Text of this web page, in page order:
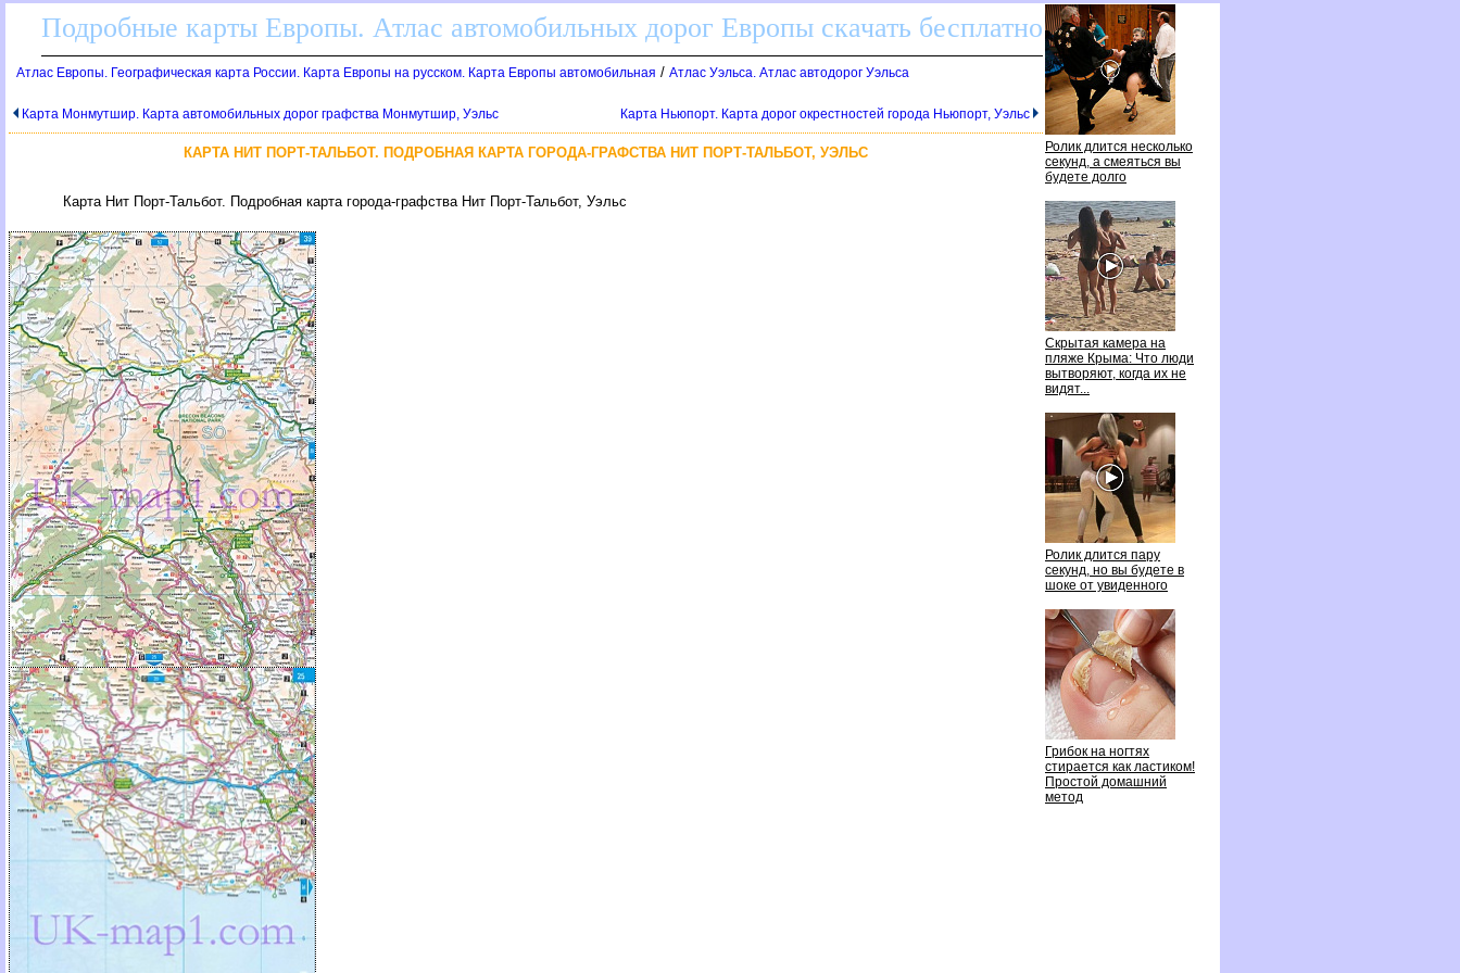
Ролик длится несколько
секунд, а смеяться вы
удете долго
Скрытая камера на
пляже Крыма: Что люди
ытворяют, когда их не
идят...
Ролик длится пару
секунд, но вы будете
шоке от увиденного
Грибок на ногтях
стирается как ластиком!
Простой домашний
метод
Подробные карты Европы. Атлас автомобильных дорог Европы скачать бесплатно
Атлас Европы. Географическая карта России. Карта Европы на русском. Карта Европы автомобильная / Атлас Уэльса. Атлас автодорог Уэльса
Карта Монмутшир. Карта автомобильных дорог графства Монмутшир, Уэльс Карта Ньюпорт. Карта дорог окрестностей города Ньюпорт, Уэльс
КАРТА НИТ ПОРТ-ТАЛЬБОТ. ПОДРОБНАЯ КАРТА ГОРОДА-ГРАФСТВА НИТ ПОРТ-ТАЛЬБОТ, УЭЛЬС
Карта Нит Порт-Тальбот. Подробная карта города-графства Нит Порт-Тальбот, Уэльс